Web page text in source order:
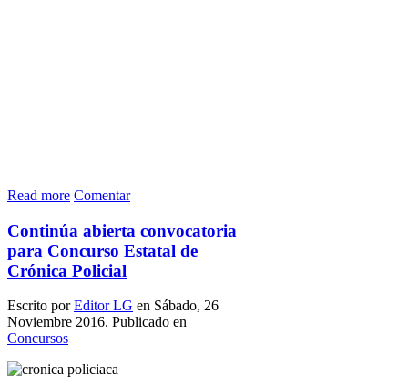
Read more Comentar
Continúa abierta convocatoria
para Concurso Estatal de
Crónica Policial
Escrito porEditor LG en Sábado, 26
Noviembre 2016. Publicado en
Concursos